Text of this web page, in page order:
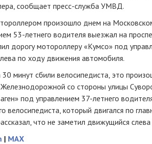
сообщает пресс-служба УМВД.
произошло днем на
53-летнего водителя выезжал на
дорогу мотороллеру «Кумсо» под
по ходу движения автомобиля.
30 минут сбили велосипедиста, это
со стороны улицы
под управлением 37-летнего
велосипедиста, который двигался по
что не заметил движущийся
| MAX